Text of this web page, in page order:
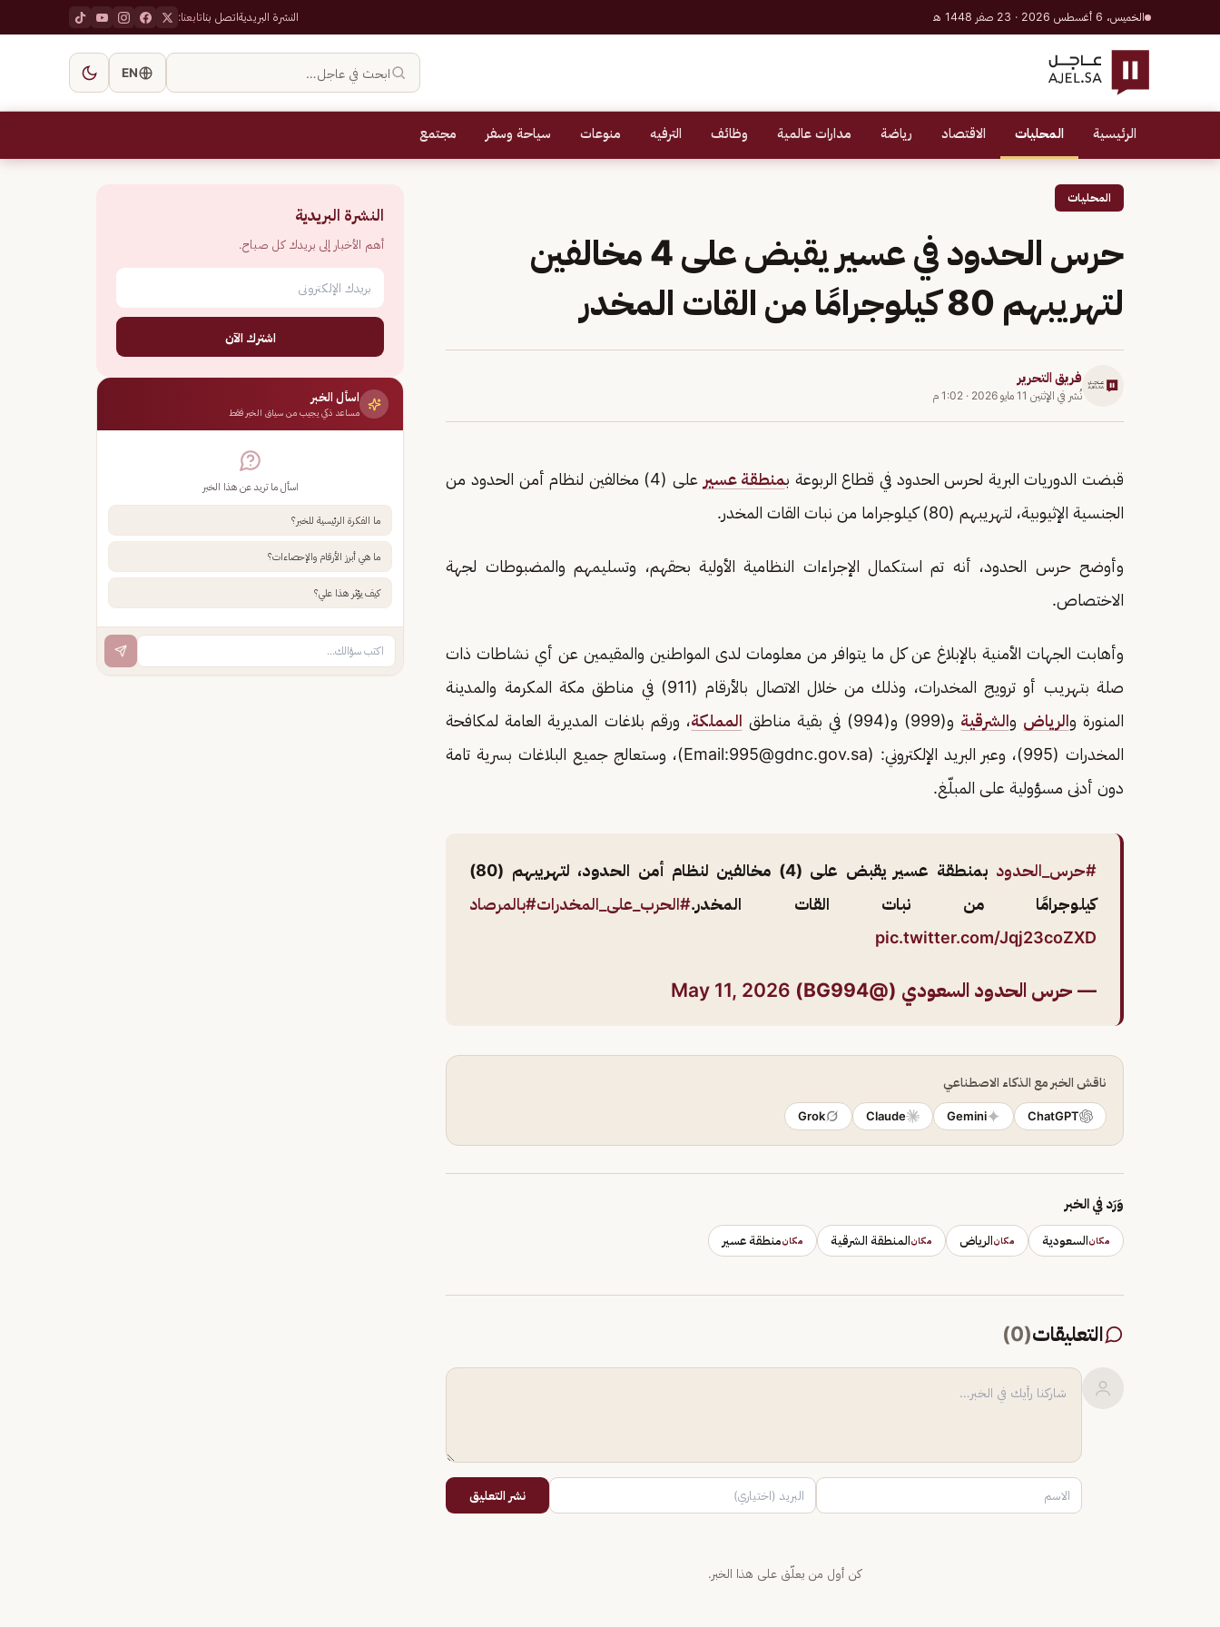
الخميس، 6 أغسطس 2026 · 23 صفر 1448 هـ النشرة البريديةاتصل بناتابعنا:
ابحث في عاجل… EN
الرئيسية المحليات الاقتصاد رياضة مدارات عالمية وظائف الترفيه منوعات سياحة وسفر مجتمع
المحليات
حرس الحدود في عسير يقبض على 4 مخالفين
لتهريبهم 80 كيلوجرامًا من القات المخدر
فريق التحرير
نُشر في الإثنين 11 مايو 2026 · 1:02 م
قبضت الدوريات البرية لحرس الحدود في قطاع الربوعة بمنطقة عسير
على (4) مخالفين لنظام أمن الحدود من
الجنسية الإثيوبية، لتهريبهم (80) كيلوجراما من نبات القات المخدر.
وأوضح حرس الحدود، أنه تم استكمال الإجراءات النظامية الأولية بحقهم، وتسليمهم والمضبوطات لجهة
الاختصاص.
وأهابت الجهات الأمنية بالإبلاغ عن كل ما يتوافر من معلومات لدى المواطنين والمقيمين عن أي نشاطات ذات
صلة بتهريب أو ترويج المخدرات، وذلك من خلال الاتصال بالأرقام (911) في مناطق مكة المكرمة والمدينة
المنورة والرياض والشرقية و(999) و(994) في بقية مناطق المملكة، ورقم بلاغات المديرية العامة لمكافحة
المخدرات (995)، وعبر البريد الإلكتروني: (Email:
995@gdnc.gov.sa
)، وستعالج جميع البلاغات بسرية تامة
دون أدنى مسؤولية على المبلّغ.
#حرس_الحدود
بمنطقة عسير يقبض على (4) مخالفين لنظام أمن الحدود، لتهريبهم (80)
كيلوجرامًا من نبات القات المخدر.#الحرب_على_المخدرات#بالمرصاد
pic.twitter.com/Jqj23coZXD
— حرس الحدود السعودي (@BG994) May 11, 2026
ناقش الخبر مع الذكاء الاصطناعي
ChatGPT
Gemini
Claude
Grok
وَرَد في الخبر
مكانالسعودية مكانالرياض مكانالمنطقة الشرقية مكانمنطقة عسير
التعليقات(
0
)
نشر التعليق
كن أول من يعلّق على هذا الخبر.
النشرة البريدية
أهم الأخبار إلى بريدك كل صباح.
اشترك الآن
اسأل الخبر
مساعد ذكي يجيب من سياق الخبر فقط
اسأل ما تريد عن هذا الخبر
ما الفكرة الرئيسية للخبر؟
ما هي أبرز الأرقام والإحصاءات؟
كيف يؤثر هذا علي؟